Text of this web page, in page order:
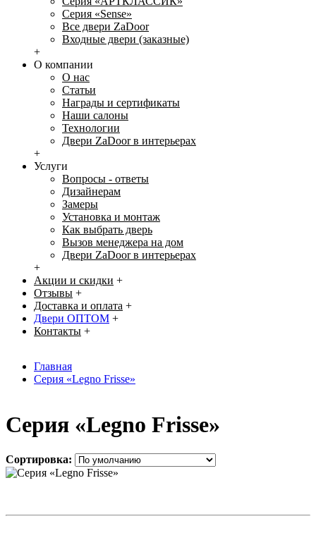
Серия «Sense»
Все двери ZaDoor
Входные двери (заказные)
+
О компании
О нас
Статьи
Награды и сертификаты
Наши салоны
Технологии
Двери ZaDoor в интерьерах
+
Услуги
Вопросы - ответы
Дизайнерам
Замеры
Установка и монтаж
Как выбрать дверь
Вызов менеджера на дом
Двери ZaDoor в интерьерах
+
Акции и скидки +
Отзывы +
Доставка и оплата +
Двери ОПТОМ +
Контакты +
Главная
Серия «Legno Frisse»
Серия «Legno Frisse»
Сортировка: